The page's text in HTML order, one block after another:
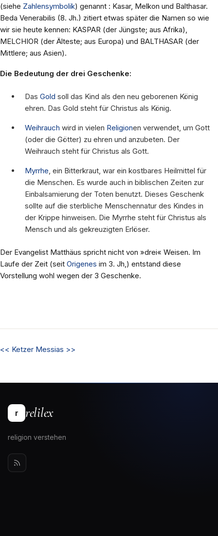
(siehe Zahlensymbolik) genannt : Kasar, Melkon und Balthasar.
Beda Venerabilis (8. Jh.) zitiert etwas später die Namen so wie
wir sie heute kennen: KASPAR (der Jüngste; aus Afrika),
MELCHIOR (der Älteste; aus Europa) und BALTHASAR (der
Mittlere; aus Asien).
Die Bedeutung der drei Geschenke:
Das Gold soll das Kind als den neu geborenen König
ehren. Das Gold steht für Christus als König.
Weihrauch wird in vielen Religionen verwendet, um Gott
(oder die Götter) zu ehren und anzubeten. Der
Weihrauch steht für Christus als Gott.
Myrrhe, ein Bitterkraut, war ein kostbares Heilmittel für
die Menschen. Es wurde auch in biblischen Zeiten zur
Einbalsamierung der Toten benutzt. Dieses Geschenk
sollte auf die sterbliche Menschennatur des Kindes in
der Krippe hinweisen. Die Myrrhe steht für Christus als
Mensch und als gekreuzigten Erlöser.
Der Evangelist Matthäus spricht nicht von »drei« Weisen. Im
Laufe der Zeit (seit Origenes im 3. Jh,) entstand diese
Vorstellung wohl wegen der 3 Geschenke.
<< Ketzer Messias >>
r relilex
religion verstehen